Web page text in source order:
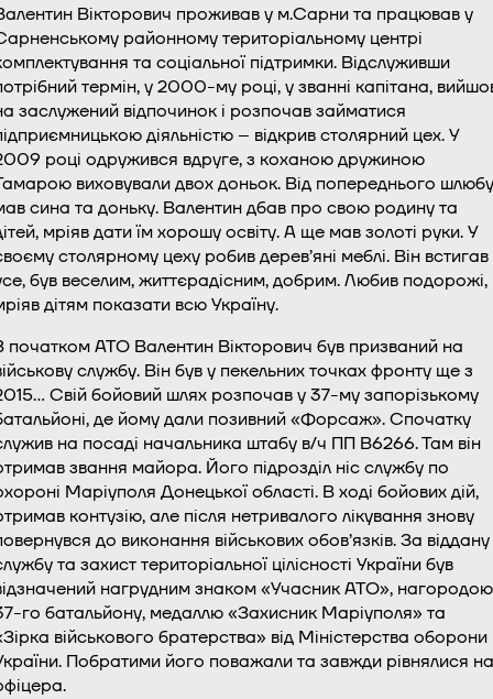
Вікторович проживав у м.Сарни та працював у
районному територіальному центрі
та соціальної підтримки. Відслуживши
термін, у 2000-му році, у званні капітана,
заслужений відпочинок і розпочав займатися
діяльністю – відкрив столярний цех. У
році одружився вдруге, з коханою дружиною
виховували двох доньок. Від попереднього шлюбу
сина та доньку. Валентин дбав про свою родину та
мріяв дати їм хорошу освіту. А ще мав золоті руки. У
столярному цеху робив дерев’яні меблі. Він встигав
був веселим, життєрадісним, добрим. Любив подорожі,
дітям показати всю Україну.
початком АТО Валентин Вікторович був призваний на
службу. Він був у пекельних точках фронту ще з
Свій бойовий шлях розпочав у 37-му запорізькому
де йому дали позивний «Форсаж». Спочатку
на посаді начальника штабу в/ч ПП В6266. Там він
звання майора. Його підрозділ ніс службу по
Маріуполя Донецької області. В ході бойових дій,
контузію, але після нетривалого лікування знову
до виконання військових обов’язків. За віддану
та захист територіальної цілісності України був
нагрудним знаком «Учасник АТО», нагородою
го батальйону, медаллю «Захисник Маріуполя» та
військового братерства» від Міністерства оборони
Побратими його поважали та завжди рівнялися на